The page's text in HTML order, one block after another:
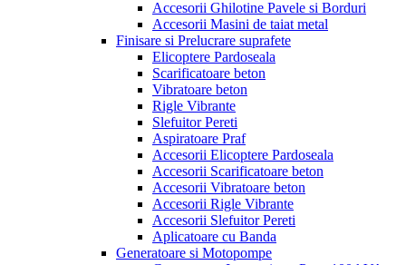
Accesorii Ghilotine Pavele si Borduri
Accesorii Masini de taiat metal
Finisare si Prelucrare suprafete
Elicoptere Pardoseala
Scarificatoare beton
Vibratoare beton
Rigle Vibrante
Slefuitor Pereti
Aspiratoare Praf
Accesorii Elicoptere Pardoseala
Accesorii Scarificatoare beton
Accesorii Vibratoare beton
Accesorii Rigle Vibrante
Accesorii Slefuitor Pereti
Aplicatoare cu Banda
Generatoare si Motopompe